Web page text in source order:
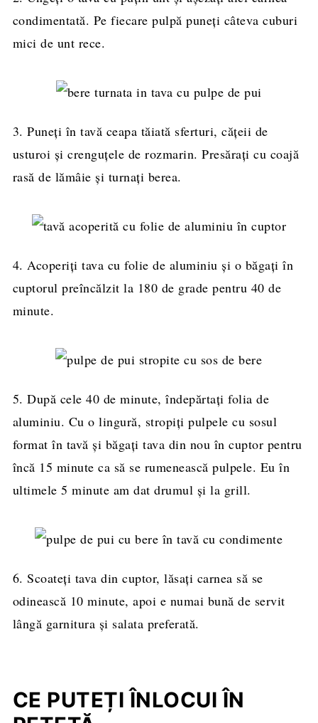
condimentată. Pe fiecare pulpă puneți câteva cuburi
mici de unt rece.
3. Puneți în tavă ceapa tăiată sferturi, cățeii de
usturoi și crenguțele de rozmarin. Presărați cu coajă
rasă de lămâie și turnați berea.
4. Acoperiți tava cu folie de aluminiu și o băgați în
cuptorul preîncălzit la 180 de grade pentru 40 de
minute.
5. După cele 40 de minute, îndepărtați folia de
aluminiu. Cu o lingură, stropiți pulpele cu sosul
format în tavă și băgați tava din nou în cuptor pentru
încă 15 minute ca să se rumenească pulpele. Eu în
ultimele 5 minute am dat drumul și la grill.
6. Scoateți tava din cuptor, lăsați carnea să se
odinească 10 minute, apoi e numai bună de servit
lângă garnitura și salata preferată.
CE PUTEȚI ÎNLOCUI ÎN